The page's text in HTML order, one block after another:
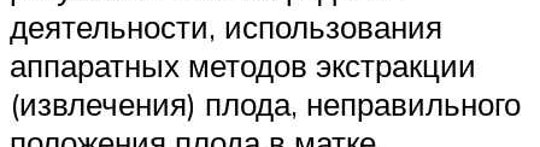
деятельности, использования
аппаратных методов экстракции
(извлечения) плода, неправильного